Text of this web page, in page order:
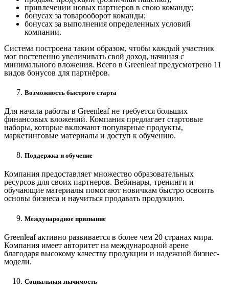
привлечении новых партнеров в свою команду;
бонусах за товарооборот команды;
бонусах за выполнения определенных условий
компании.
Система построена таким образом, чтобы каждый участник
мог постепенно увеличивать свой доход, начиная с
минимального вложения. Всего в Greenleaf предусмотрено 11
видов бонусов для партнёров.
Возможность быстрого старта
Для начала работы в Greenleaf не требуется больших
финансовых вложений. Компания предлагает стартовые
наборы, которые включают популярные продукты,
маркетинговые материалы и доступ к обучению.
Поддержка и обучение
Компания предоставляет множество образовательных
ресурсов для своих партнеров. Вебинары, тренинги и
обучающие материалы помогают новичкам быстро освоить
основы бизнеса и научиться продавать продукцию.
Международное признание
Greenleaf активно развивается в более чем 20 странах мира.
Компания имеет авторитет на международной арене
благодаря высокому качеству продукции и надежной бизнес-
модели.
Социальная значимость